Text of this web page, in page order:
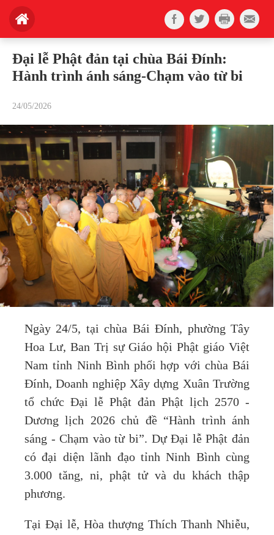
Đại lễ Phật đản tại chùa Bái Đính:
Hành trình ánh sáng-Chạm vào từ bi
24/05/2026
Ngày 24/5, tại chùa Bái Đính, phường Tây
Hoa Lư, Ban Trị sự Giáo hội Phật giáo Việt
Nam tỉnh Ninh Bình phối hợp với chùa Bái
Đính, Doanh nghiệp Xây dựng Xuân Trường
tổ chức Đại lễ Phật đản Phật lịch 2570 -
Dương lịch 2026 chủ đề “Hành trình ánh
sáng - Chạm vào từ bi”. Dự Đại lễ Phật đản
có đại diện lãnh đạo tỉnh Ninh Bình cùng
3.000 tăng, ni, phật tử và du khách thập
phương.
Tại Đại lễ, Hòa thượng Thích Thanh Nhiễu,